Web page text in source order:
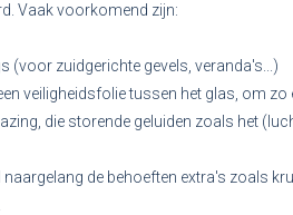
Vaak voorkomend zijn:
(voor zuidgerichte gevels, veranda's...)
veiligheidsfolie tussen het glas, om
die storende geluiden zoals het
naargelang de behoeften extra's zoals